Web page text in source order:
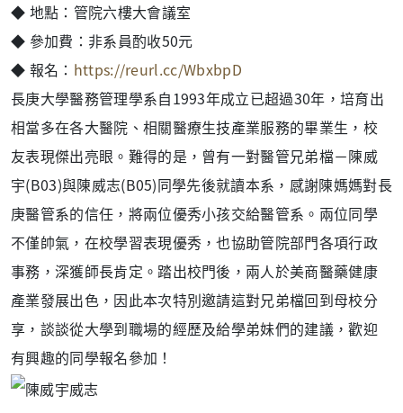
◆ 地點：管院六樓大會議室
◆ 參加費：非系員酌收50元
◆ 報名： https://reurl.cc/WbxbpD
長庚大學醫務管理學系自1993年成立已超過30年，培育出
相當多在各大醫院、相關醫療生技產業服務的畢業生，校
友表現傑出亮眼。難得的是，曾有一對醫管兄弟檔－陳威
宇(B03)與陳威志(B05)同學先後就讀本系，感謝陳媽媽對長
庚醫管系的信任，將兩位優秀小孩交給醫管系。兩位同學
不僅帥氣，在校學習表現優秀，也協助管院部門各項行政
事務，深獲師長肯定。踏出校門後，兩人於美商醫藥健康
產業發展出色，因此本次特別邀請這對兄弟檔回到母校分
享，談談從大學到職場的經歷及給學弟妹們的建議，歡迎
有興趣的同學報名參加！